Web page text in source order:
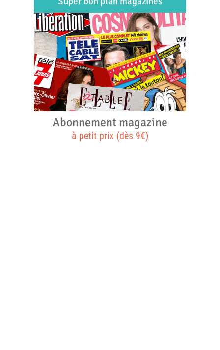
Abonnement magazine
à petit prix (dès 9€)